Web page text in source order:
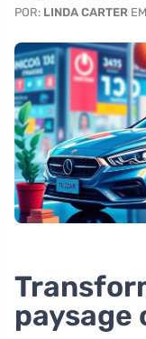
POR: LINDA CARTER
paysage